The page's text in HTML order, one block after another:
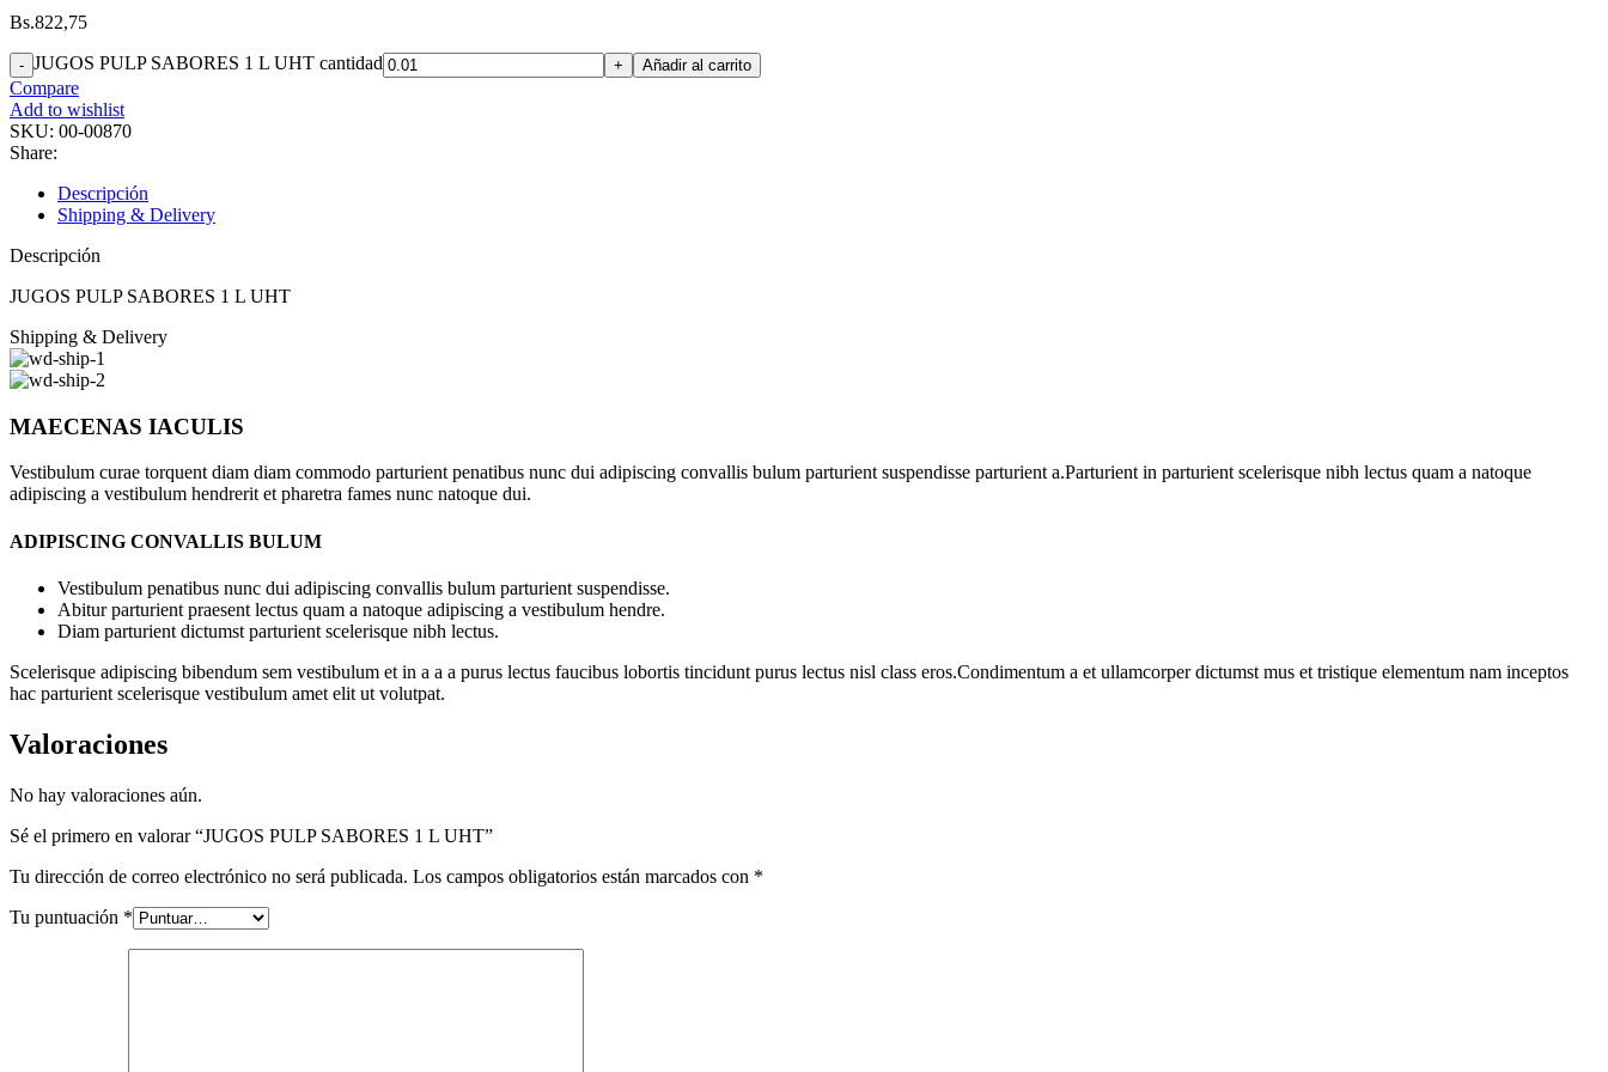
Bs.822,75
JUGOS PULP SABORES 1 L UHT cantidad
Añadir al carrito
Compare
Add to wishlist
SKU: 00-00870
Share:
Descripción
Shipping & Delivery
Descripción
JUGOS PULP SABORES 1 L UHT
Shipping & Delivery
MAECENAS IACULIS
Vestibulum curae torquent diam diam commodo parturient penatibus nunc dui adipiscing convallis bulum parturient suspendisse parturient a.Parturient in parturient scelerisque nibh lectus quam a natoque
adipiscing a vestibulum hendrerit et pharetra fames nunc natoque dui.
ADIPISCING CONVALLIS BULUM
Vestibulum penatibus nunc dui adipiscing convallis bulum parturient suspendisse.
Abitur parturient praesent lectus quam a natoque adipiscing a vestibulum hendre.
Diam parturient dictumst parturient scelerisque nibh lectus.
Scelerisque adipiscing bibendum sem vestibulum et in a a a purus lectus faucibus lobortis tincidunt purus lectus nisl class eros.Condimentum a et ullamcorper dictumst mus et tristique elementum nam inceptos
hac parturient scelerisque vestibulum amet elit ut volutpat.
Valoraciones
No hay valoraciones aún.
Sé el primero en valorar “JUGOS PULP SABORES 1 L UHT”
Tu dirección de correo electrónico no será publicada. Los campos obligatorios están marcados con *
Tu puntuación *